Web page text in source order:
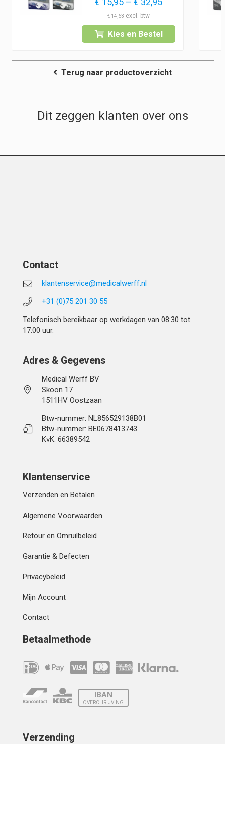
tot
€ 32,95
€ 14,63
Kies en Bestel
Terug naar productoverzicht
Dit zeggen klanten over ons
Contact
klantenservice@medicalwerff.nl
+31 (0)75 201 30 55
Telefonisch bereikbaar op werkdagen van 08:30 tot
17:00 uur.
Adres & Gegevens
Medical Werff BV
Skoon 17
1511HV Oostzaan
Btw-nummer: NL856529138B01
Btw-nummer: BE0678413743
KvK: 66389542
Klantenservice
Verzenden en Betalen
Algemene Voorwaarden
Retour en Omruilbeleid
Garantie & Defecten
Privacybeleid
Mijn Account
Contact
Betaalmethode
IBAN
OVERCHRIJVING
Verzending